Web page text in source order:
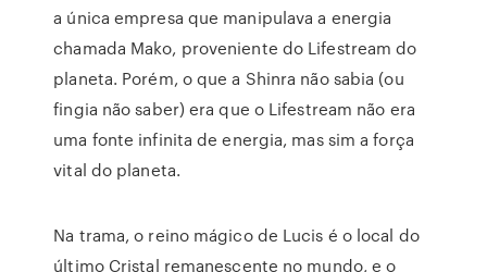
a única empresa que manipulava a energia
chamada Mako, proveniente do Lifestream do
planeta. Porém, o que a Shinra não sabia (ou
fingia não saber) era que o Lifestream não era
uma fonte infinita de energia, mas sim a força
vital do planeta.
Na trama, o reino mágico de Lucis é o local do
último Cristal remanescente no mundo, e o